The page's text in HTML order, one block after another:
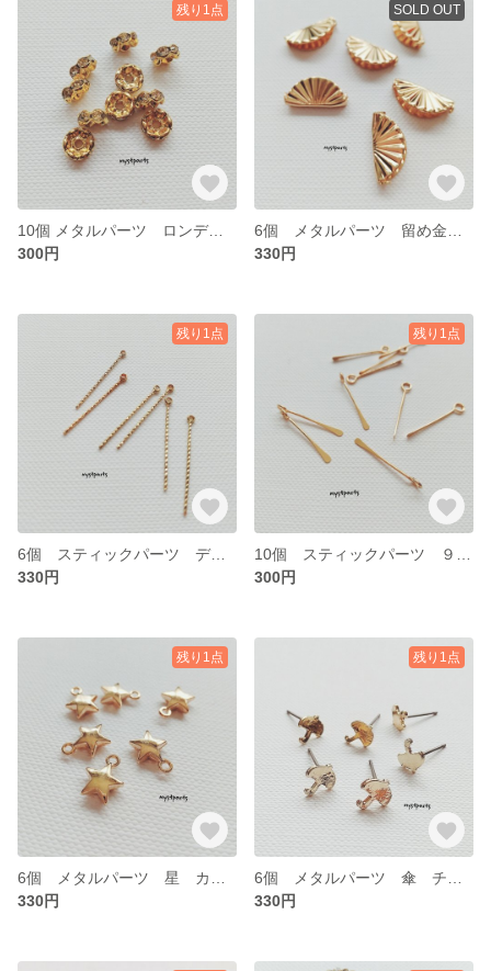
残り1点
10個 メタルパーツ ロンデル スペーサー 【cp0283】
300円
SOLD OUT
330円
残り1点
6個 スティックパーツ デザインスティック【cp0281】
330円
残り1点
300円
残り1点
330円
残り1点
330円